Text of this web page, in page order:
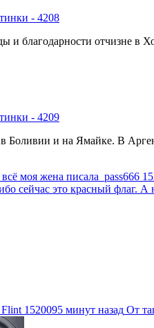
- 4208
и благодарности отчизне
- 4209
Боливии и на Ямайке. В
моя жена писала pass666
ибо сейчас это красный
Flint 1520095 минут назад От